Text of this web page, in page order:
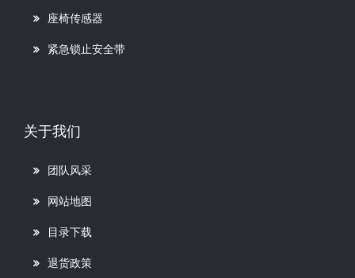
座椅传感器
紧急锁止安全带
关于我们
团队风采
网站地图
目录下载
退货政策